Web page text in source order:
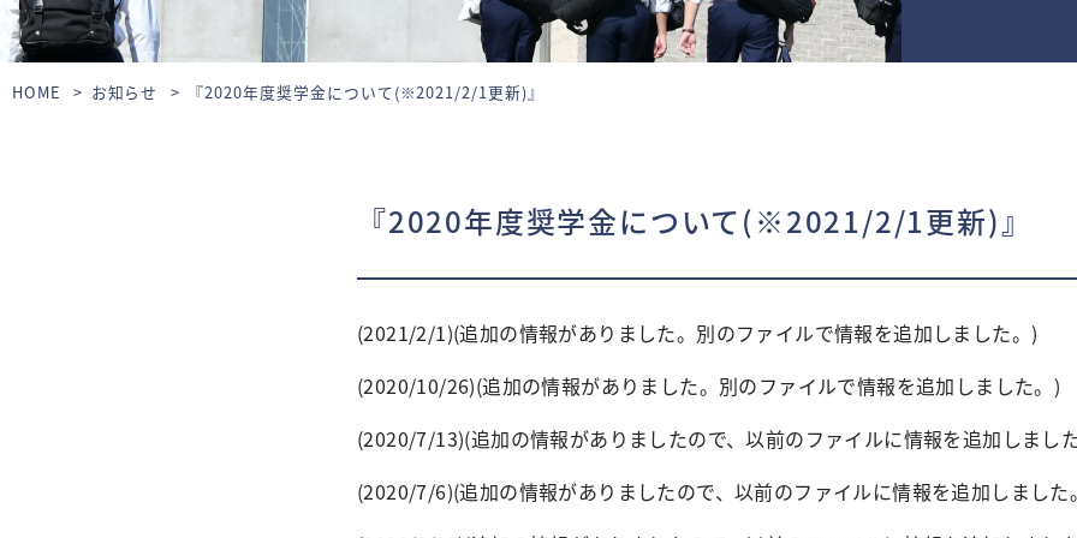
HOME お知らせ 『2020年度奨学金について(※2021/2/1更新)』
『2020年度奨学金について(※2021/2/1更新)』
(2021/2/1)(追加の情報がありました。別のファイルで情報を追加しました。)
(2020/10/26)(追加の情報がありました。別のファイルで情報を追加しました。)
(2020/7/13)(追加の情報がありましたので、以前のファイルに情報を追加しまし
(2020/7/6)(追加の情報がありましたので、以前のファイルに情報を追加しました